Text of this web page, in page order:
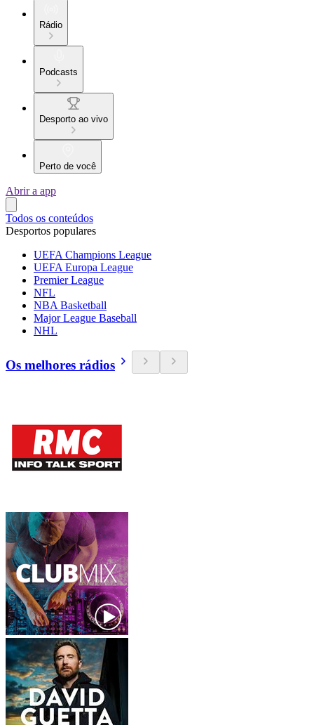
Rádio
Podcasts
Desporto ao vivo
Perto de você
Abrir a app
Todos os conteúdos
Desportos populares
UEFA Champions League
UEFA Europa League
Premier League
NFL
NBA Basketball
Major League Baseball
NHL
Os melhores rádios